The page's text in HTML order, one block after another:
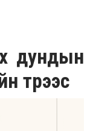
дундын
түрээс